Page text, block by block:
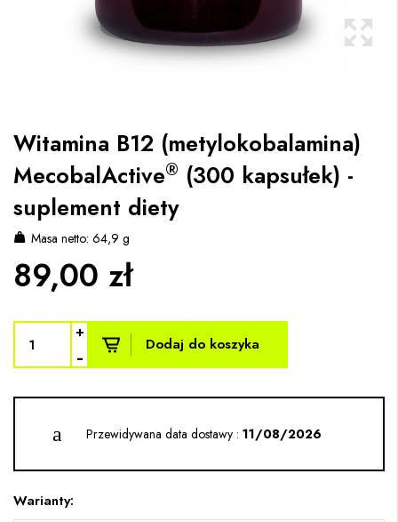
Witamina B12 (metylokobalamina)
MecobalActive® (300 kapsułek) -
suplement diety
Masa netto: 64,9 g
89,00 zł
+
- Dodaj do koszyka
Przewidywana data dostawy : 11/08/2026
Warianty: